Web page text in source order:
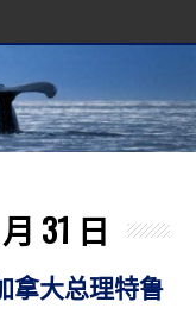
31 日
拿大总理特鲁